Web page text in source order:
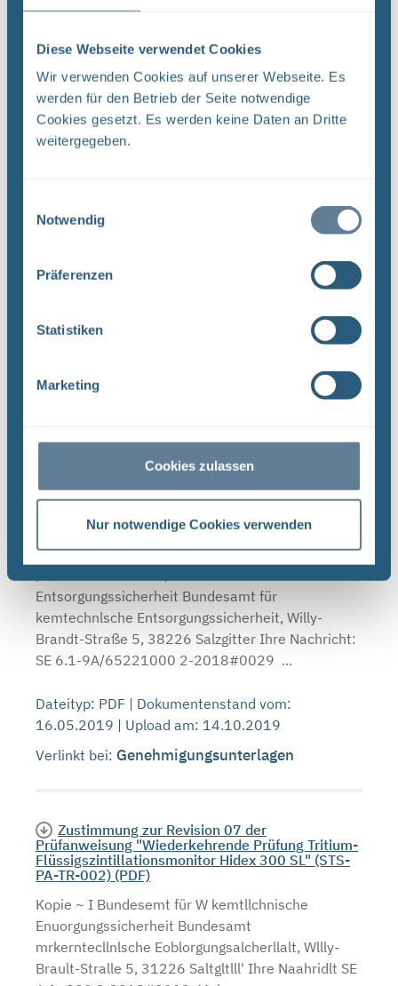
Diese Webseite verwendet Cookies
Wir verwenden Cookies auf unserer Webseite. Es
werden für den Betrieb der Seite notwendige
Cookies gesetzt. Es werden keine Daten an Dritte
weitergegeben.
Notwendig
Präferenzen
Statistiken
Marketing
Cookies zulassen
Nur notwendige Cookies verwenden
SE 6.1-9N65221000 2-2018#0028 ...
Dateityp: PDF | Dokumentenstand vom:
16.05.2019 | Upload am: 14.10.2019
Verlinkt bei:
Genehmigungsunterlagen
Druckmessgerät" (STS-PA-WM-005) (PDF)
Entsorgungssicherheit Bundesamt für
kemtechnische Entsorgungssicherheit, Willy-
Bundesgesellschaft für Endlagerung mbH ...
16.05.2019 | Upload am: 14.10.2019
Zustimmung zur Revision 01 der
Prüfanweisung "Wiederkehrende Prüfung der
Aerosolmonitore der Luftüberwachungsstationen"
(STS-PA-LU-001) (PDF)
Entsorgungssicherheit Bundesamt für
kemtechnlsche Entsorgungssicherheit, Willy-
Brandt-Straße 5, 38226 Salzgitter Ihre Nachricht:
SE 6.1-9A/65221000 2-2018#0029 ...
Dateityp: PDF | Dokumentenstand vom:
16.05.2019 | Upload am: 14.10.2019
Verlinkt bei: Genehmigungsunterlagen
Zustimmung zur Revision 07 der
Prüfanweisung "Wiederkehrende Prüfung Tritium-
Flüssigszintillationsmonitor Hidex 300 SL" (STS-
PA-TR-002) (PDF)
Kopie ~ I Bundesemt für W kemtllchnische
Enuorgungssicherheit Bundesamt
mrkerntecllnlsche Eoblorgungsalcherllalt, Wllly-
Brault-Stralle 5, 31226 Saltgltlll' Ihre Naahridlt SE